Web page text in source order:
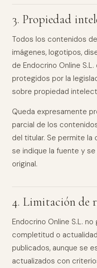
3. Propiedad
Todos los contenidos
imágenes, logotipos,
de Endocrino Online
protegidos por la
sobre propiedad
Queda expresamente
parcial de los
del titular. Se permite
se indique la fuente y
original.
4. Limitación de
Endocrino Online S.L.
completitud o
publicados, aunque se
actualizados con